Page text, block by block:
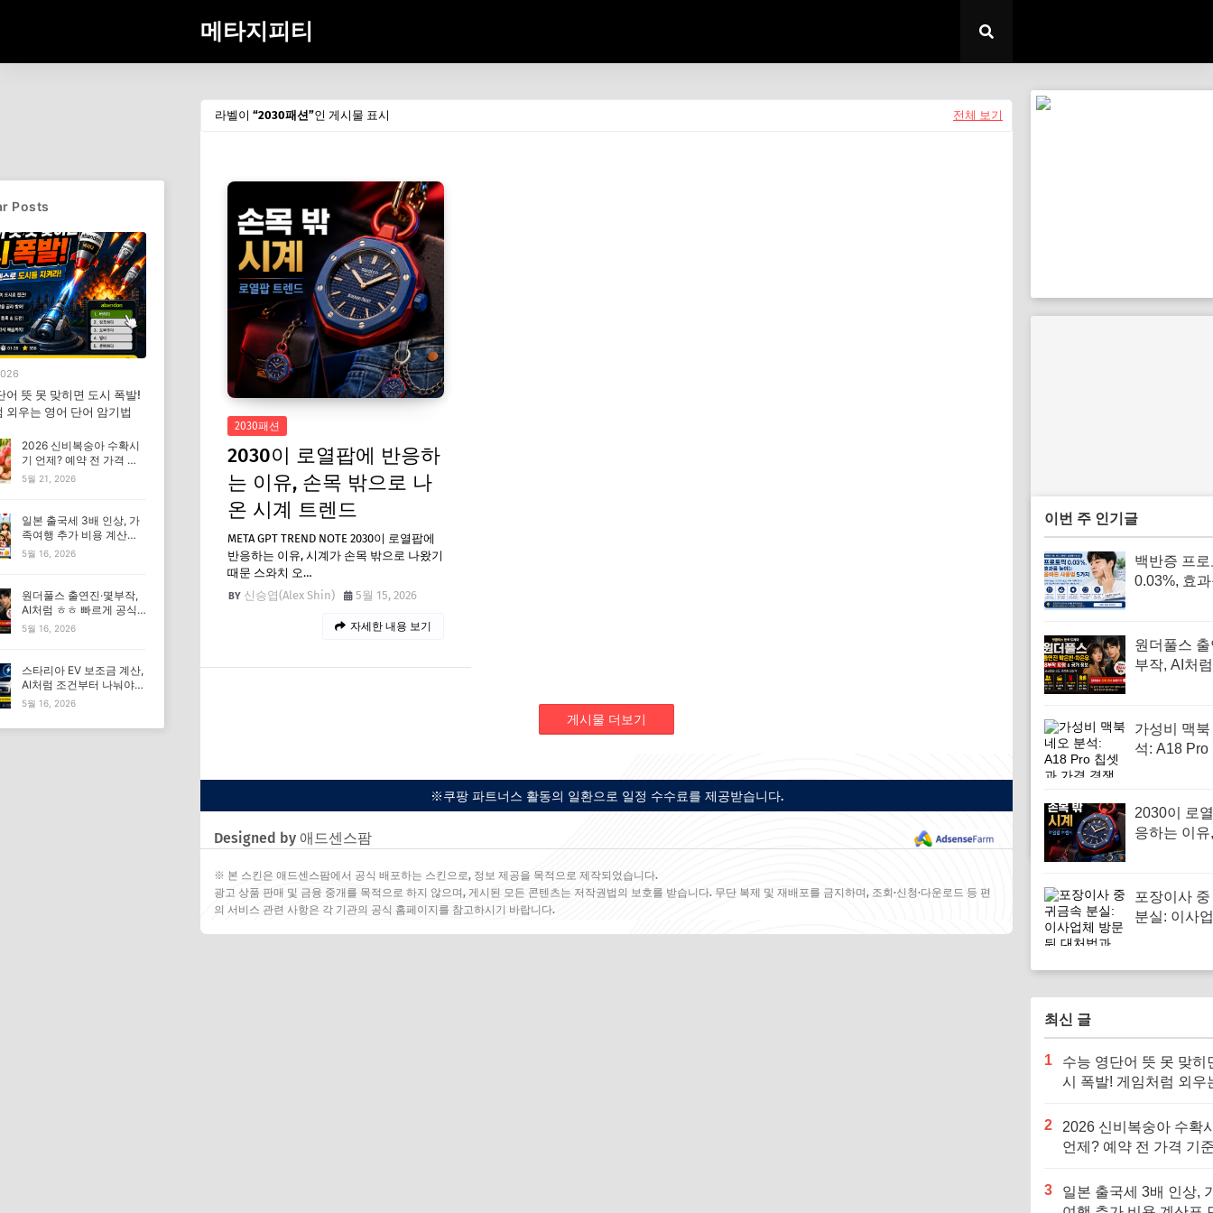
메타지피티
라벨이 2030패션 인 게시물 표시 전체 보기
2030패션
2030이 로열팝에 반응하
는 이유, 손목 밖으로 나
온 시계 트렌드
META GPT TREND NOTE 2030이 로열팝에
반응하는 이유, 시계가 손목 밖으로 나왔기
때문 스와치 오…
신승엽(Alex Shin)
5월 15, 2026
자세한 내용 보기
게시물 더보기
※쿠팡 파트너스 활동의 일환으로 일정 수수료를 제공받습니다.
Designed by 애드센스팜
※ 본 스킨은 애드센스팜에서 공식 배포하는 스킨으로, 정보 제공을 목적으로 제작되었습니다.
광고 상품 판매 및 금융 중개를 목적으로 하지 않으며, 게시된 모든 콘텐츠는 저작권법의 보호를 받습니다. 무단 복제 및 재배포를 금지하며, 조회·신청·다운로드 등 편
의 서비스 관련 사항은 각 기관의 공식 홈페이지를 참고하시기 바랍니다.
이번 주 인기글
백반증 프
0.03%, 효
원더풀스 출
부작, AI처
가성비 맥
석: A18 Pro
법
2030이 로
응하는 이
포장이사
분실: 이사
최신 글
1
수능 영단어 뜻 못 맞히
시 폭발! 게임처럼 외우
2
2026 신비복숭아 수확
언제? 예약 전 가격 기
3
일본 출국세 3배 인상,
Posts
어 뜻 못 맞히면 도시 폭발!
외우는 영어 단어 암기법
2026 신비복숭아 수확시
기 언제? 예약 전 가격 기
준 모르면 손해입니다
5월 21, 2026
일본 출국세 3배 인상, 가
족여행 추가 비용 계산표
먼저 확인하세요
5월 16, 2026
원더풀스 출연진·몇부작,
AI처럼 ㅎㅎ 빠르게 공식
정보만 확인하기
5월 16, 2026
스타리아 EV 보조금 계산,
AI처럼 조건부터 나눠야
합니다: 개인·사업자·학원
5월 16, 2026